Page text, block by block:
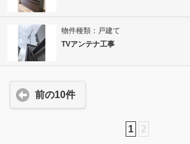
物件種類：戸建て
TVアンテナ工事
前の10件
1 2